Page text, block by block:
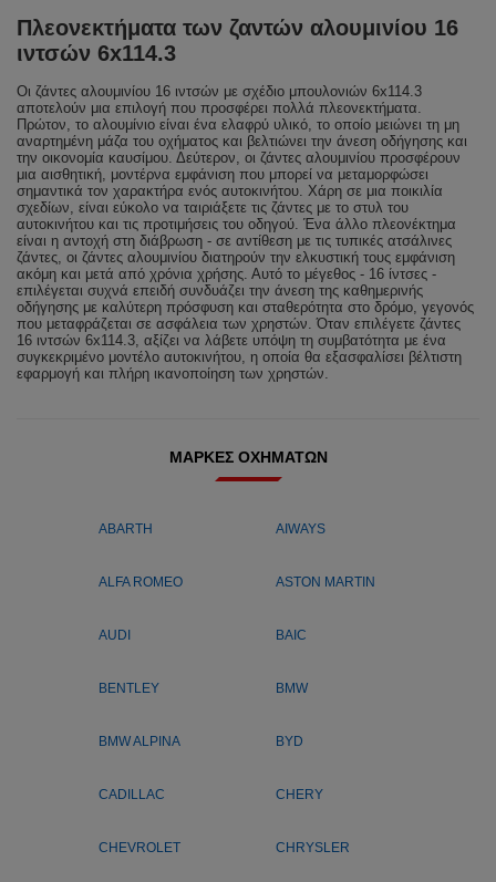
Πλεονεκτήματα των ζαντών αλουμινίου 16
ιντσών 6x114.3
Οι ζάντες αλουμινίου 16 ιντσών με σχέδιο μπουλονιών 6x114.3
αποτελούν μια επιλογή που προσφέρει πολλά πλεονεκτήματα.
Πρώτον, το αλουμίνιο είναι ένα ελαφρύ υλικό, το οποίο μειώνει τη μη
αναρτημένη μάζα του οχήματος και βελτιώνει την άνεση οδήγησης και
την οικονομία καυσίμου. Δεύτερον, οι ζάντες αλουμινίου προσφέρουν
μια αισθητική, μοντέρνα εμφάνιση που μπορεί να μεταμορφώσει
σημαντικά τον χαρακτήρα ενός αυτοκινήτου. Χάρη σε μια ποικιλία
σχεδίων, είναι εύκολο να ταιριάξετε τις ζάντες με το στυλ του
αυτοκινήτου και τις προτιμήσεις του οδηγού. Ένα άλλο πλεονέκτημα
είναι η αντοχή στη διάβρωση - σε αντίθεση με τις τυπικές ατσάλινες
ζάντες, οι ζάντες αλουμινίου διατηρούν την ελκυστική τους εμφάνιση
ακόμη και μετά από χρόνια χρήσης. Αυτό το μέγεθος - 16 ίντσες -
επιλέγεται συχνά επειδή συνδυάζει την άνεση της καθημερινής
οδήγησης με καλύτερη πρόσφυση και σταθερότητα στο δρόμο, γεγονός
που μεταφράζεται σε ασφάλεια των χρηστών. Όταν επιλέγετε ζάντες
16 ιντσών 6x114.3, αξίζει να λάβετε υπόψη τη συμβατότητα με ένα
συγκεκριμένο μοντέλο αυτοκινήτου, η οποία θα εξασφαλίσει βέλτιστη
εφαρμογή και πλήρη ικανοποίηση των χρηστών.
ΜΆΡΚΕΣ ΟΧΗΜΆΤΩΝ
ABARTH AIWAYS
ALFA ROMEO ASTON MARTIN
AUDI BAIC
BENTLEY BMW
BMW ALPINA BYD
CADILLAC CHERY
CHEVROLET CHRYSLER